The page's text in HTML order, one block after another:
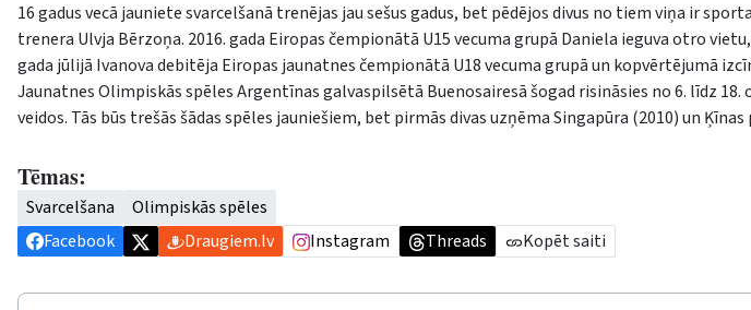
16 gadus vecā jauniete svarcelšanā trenējas jau sešus gadus, bet pēdējos divus no tiem viņa ir
trenera Ulvja Bērzoņa. 2016. gada Eiropas čempionātā U15 vecuma grupā Daniela ieguva otro
gada jūlijā Ivanova debitēja Eiropas jaunatnes čempionātā U18 vecuma grupā un kopvērtējumā
Jaunatnes Olimpiskās spēles Argentīnas galvaspilsētā Buenosairesā šogad risināsies no 6. līdz
veidos. Tās būs trešās šādas spēles jauniešiem, bet pirmās divas uzņēma Singapūra (2010) un
Tēmas:
Svarcelšana
Olimpiskās spēles
Facebook
Draugiem.lv Instagram Threads Kopēt saiti